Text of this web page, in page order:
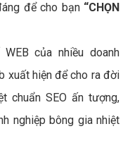
để cho bạn “CHỌN
của nhiều doanh
xuất hiện để cho ra đời
chuẩn SEO ấn tượng,
nghiệp bông gia nhiệt